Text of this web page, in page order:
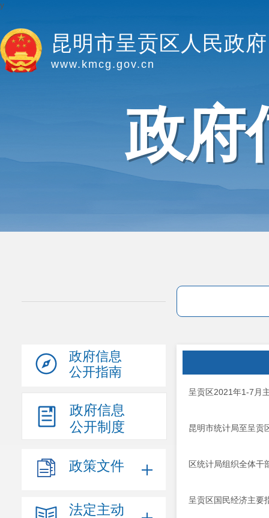
y
昆明市呈贡区人民政府
www.kmcg.gov.cn
政府
政府信息
公开指南
政府信息
公开制度
政策文件
法定主动
呈贡区2021年1-7月
昆明市统计局至呈贡
区统计局组织全体干
呈贡区国民经济主要